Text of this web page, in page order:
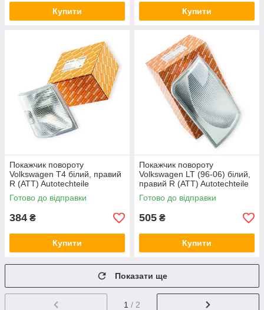
Купити Купити
Покажчик повороту
Volkswagen T4 білий, правий
R (ATT) Autotechteile
Готово до відправки
384 ₴
Купити
Покажчик повороту
Volkswagen LT (96-06) білий,
правий R (ATT) Autotechteile
Готово до відправки
505 ₴
Купити
Показати ще
1 / 2